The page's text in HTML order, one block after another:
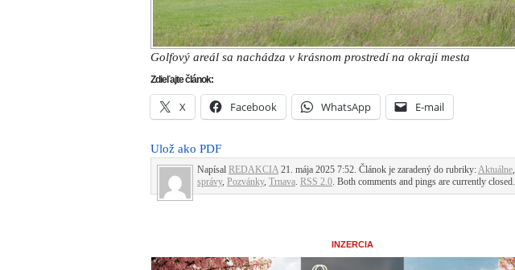
Golfový areál sa nachádza v krásnom prostredí na okraji mesta
Zdieľajte článok:
X Facebook WhatsApp E-mail
Ulož ako PDF
Napísal REDAKCIA 21. mája 2025 7:52. Článok je zaradený do rubriky:Aktuálne,
správy, Pozvánky, Trnava. RSS 2.0. Both comments and pings are currently closed.
INZERCIA